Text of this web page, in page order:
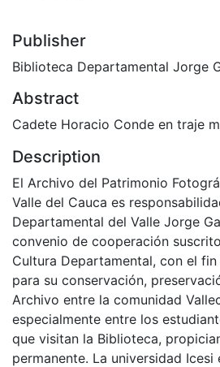
Publisher
Biblioteca Departamental Jorge
Abstract
Cadete Horacio Conde en traje
Description
El Archivo del Patrimonio
Valle del Cauca es
Departamental del Valle Jorge
convenio de cooperación
Cultura Departamental, con el
para su conservación,
Archivo entre la comunidad
especialmente entre los
que visitan la Biblioteca,
permanente. La universidad